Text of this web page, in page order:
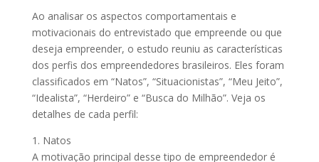
Ao analisar os aspectos comportamentais e
motivacionais do entrevistado que empreende ou que
deseja empreender, o estudo reuniu as características
dos perfis dos empreendedores brasileiros. Eles foram
classificados em “Natos”, “Situacionistas”, “Meu Jeito”,
“Idealista”, “Herdeiro” e “Busca do Milhão”. Veja os
detalhes de cada perfil:
1. Natos
A motivação principal desse tipo de empreendedor é